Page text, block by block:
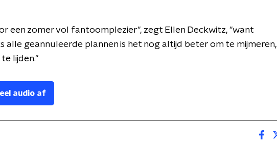
een zomer vol fantoomplezier", zegt Ellen Deckwitz, "want
alle geannuleerde plannen is het nog altijd beter om te mijmeren,
lijden."
audio af